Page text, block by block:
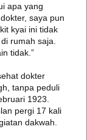
apa yang
saya pun
kyai ini tidak
rumah saja.
tidak.”
dokter
tanpa peduli
1923.
pergi 17 kali
dakwah.